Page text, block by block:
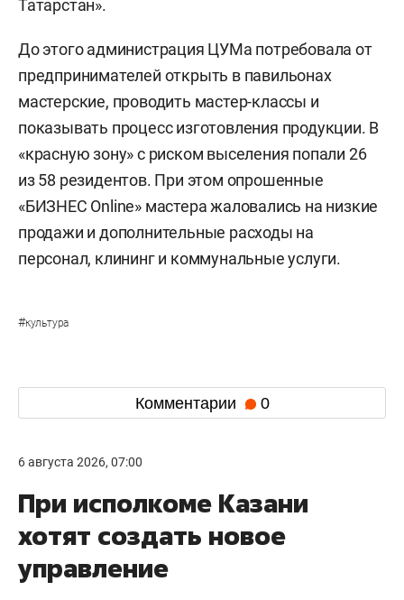
Татарстан».
До этого администрация ЦУМа потребовала от
предпринимателей открыть в павильонах
мастерские, проводить мастер-классы и
показывать процесс изготовления продукции. В
«красную зону» с риском выселения попали 26
из 58 резидентов. При этом опрошенные
«БИЗНЕС Online» мастера жаловались на низкие
продажи и дополнительные расходы на
персонал, клининг и коммунальные услуги.
#культура
Комментарии 0
6 августа 2026, 07:00
При исполкоме Казани
хотят создать новое
управление